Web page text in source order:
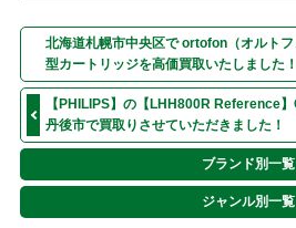
北海道札幌市中央区で ortofon（オルト
型カートリッジを高価買取いたしました！
【PHILIPS】の【LHH800R Reference
丹後市で買取りさせていただきました！
ブランド別一覧
ジャンル別一覧